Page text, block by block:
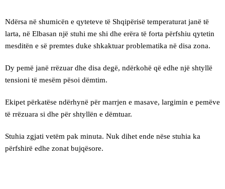
Ndërsa në shumicën e qyteteve të Shqipërisë temperaturat janë të
larta, në Elbasan një stuhi me shi dhe erëra të forta përfshiu qytetin
mesditën e së premtes duke shkaktuar problematika në disa zona.
Dy pemë janë rrëzuar dhe disa degë, ndërkohë që edhe një shtyllë
tensioni të mesëm pësoi dëmtim.
Ekipet përkatëse ndërhynë për marrjen e masave, largimin e pemëve
të rrëzuara si dhe për shtyllën e dëmtuar.
Stuhia zgjati vetëm pak minuta. Nuk dihet ende nëse stuhia ka
përfshirë edhe zonat bujqësore.